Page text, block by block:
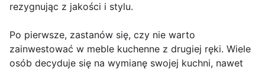
rezygnując z jakości i stylu.
Po pierwsze, zastanów się, czy nie warto
zainwestować w meble kuchenne z drugiej ręki. Wiele
osób decyduje się na wymianę swojej kuchni, nawet